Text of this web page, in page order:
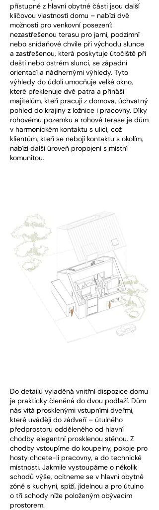
přístupné z hlavní obytné části jsou další
klíčovou vlastností domu – nabízí dvě
možnosti pro venkovní posezení:
nezastřešenou terasu pro jarní, podzimní
nebo snídaňové chvíle při východu slunce
a zastřešenou, která poskytuje útočiště při
dešti nebo ostrém slunci, se západní
orientací a nádhernými výhledy. Tyto
výhledy do údolí umocňuje velké okno,
které překlenuje dvě patra a přináší
majitelům, kteří pracují z domova, úchvatný
pohled do krajiny z ložnice i pracovny. Díky
rohovému pozemku a rohové terase je dům
v harmonickém kontaktu s ulicí, což
klientům, kteří se nebojí kontaktu s okolím,
nabízí další úroveň propojení s místní
komunitou.
Do detailu vyladěná vnitřní dispozice domu
je prakticky členěná do dvou podlaží. Dům
nás vítá prosklenými vstupními dveřmi,
které uvádějí do zádveří – útulného
předprostoru odděleného od hlavní
chodby elegantní prosklenou stěnou. Z
chodby vstoupíme do koupelny, pokoje pro
hosty chcete-li pracovny, a do technické
místnosti. Jakmile vystoupáme o několik
schodů výše, ocitneme se v hlavní obytné
zóně s kuchyní, spíží, jídelnou a pro útulno
o tři schody níže položeným obývacím
prostorem.